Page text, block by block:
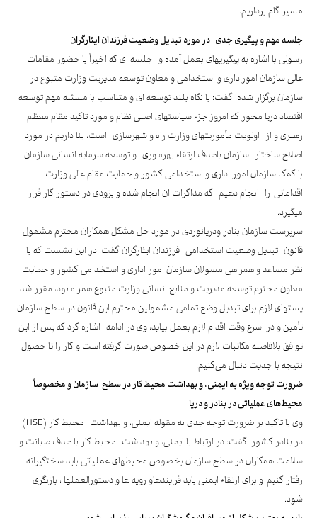
مسیر گام برداریم.
جلسه مهم و پیگیری جدی در مورد تبدیل وضعیت فرزندان ایثارگران
رسولی با اشاره به پیگیریهای بعمل آمده و جلسه ای که اخیراً با حضور مقامات
عالی سازمان اموراداری و استخدامی و معاون توسعه مدیریت وزارت متبوع در
سازمان برگزار شده، گفت: با نگاه بلند توسعه ای و متناسب با مسئله مهم توسعه
اقتصاد دریا محور که امروز جزء سیاستهای اصلی نظام و مورد تاکید مقام معظم
رهبری و از اولویت مأموریتهای وزارت راه و شهرسازی است، بنا داریم در مورد
اصلاح ساختار سازمان باهدف ارتقاء بهره وری و توسعه سرمایه انسانی سازمان
با کمک سازمان امور اداری و استخدامی کشور و حمایت مقام عالی وزارت
اقداماتی را انجام دهیم که مذاکرات آن انجام شده و بزودی در دستور کار قرار
میگیرد.
سرپرست سازمان بنادر ودریانوردی در مورد حل مشکل همکاران محترم مشمول
قانون تبدیل وضعیت استخدامی فرزندان ایثارگران گفت، در این نشست که با
نظر مساعد و همراهی مسولان سازمان امور اداری و استخدامی کشور و حمایت
معاون محترم توسعه مدیریت و منابع انسانی وزارت متبوع همراه بود، مقرر شد
پستهای لازم برای تبدیل وضع تمامی مشمولین محترم این قانون در سطح سازمان
تأمین و در اسرع وقت اقدام لازم بعمل بیاید، وی در ادامه اشاره کرد که پس از این
توافق بلافاصله مکاتبات لازم در این خصوص صورت گرفته است و کار را تا حصول
نتیجه با جدیت دنبال می‌کنیم.
ضرورت توجه ویژه به ایمنی، و بهداشت محیط کار در سطح سازمان و مخصوصاً
محیط‌های عملیاتی در بنادر و دریا
وی با تاکید بر ضرورت توجه جدی به مقوله ایمنی، و بهداشت محیط کار (HSE)
در بنادر کشور، گفت: در ارتباط با ایمنی، و بهداشت محیط کار با هدف صیانت و
سلامت همکاران در سطح سازمان بخصوص محیطهای عملیاتی باید سختگیرانه
رفتار کنیم و برای ارتقاء ایمنی باید فرایندهاو رویه ها و دستورالعملها ، بازنگری
شود.